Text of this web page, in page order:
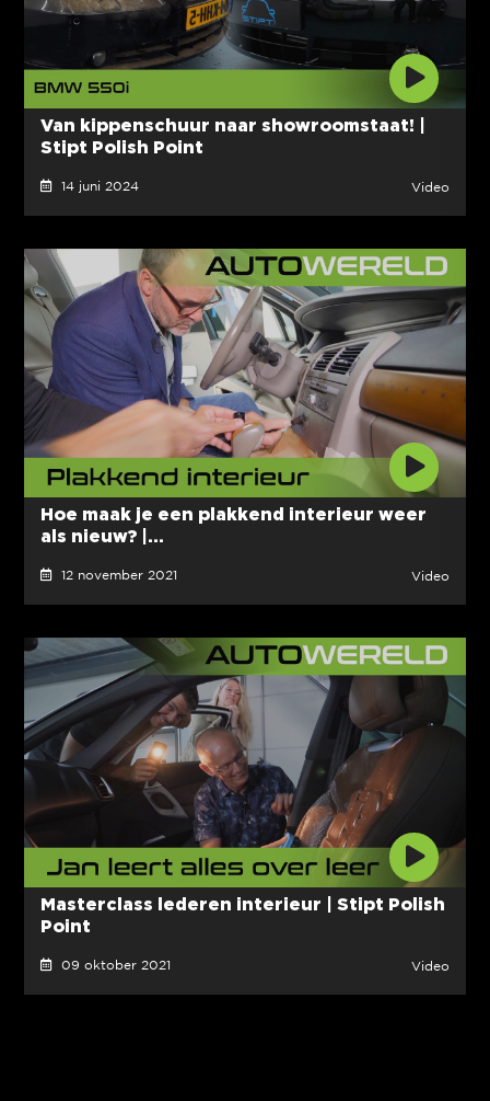
Van kippenschuur naar showroomstaat! |
Stipt Polish Point
14 juni 2024 Video
Hoe maak je een plakkend interieur weer
als nieuw? |...
12 november 2021 Video
Masterclass lederen interieur | Stipt Polish
Point
09 oktober 2021 Video